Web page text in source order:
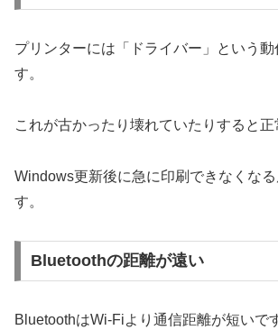
プリンターには「ドライバー」という
す。
これが古かったり壊れていたりすると正
Windows更新後に急に印刷できなくなる
す。
Bluetoothの距離が遠い
BluetoothはWi-Fiより通信距離が短いで